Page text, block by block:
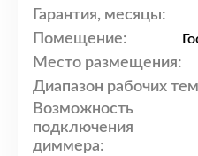
Гарантия, месяцы:
Помещение:
Место размещения:
Диапазон рабочих
Возможность
подключения
диммера: